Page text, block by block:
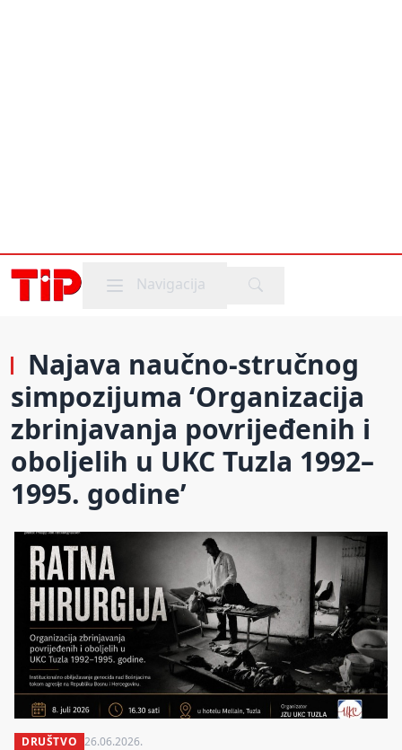
Mobile menu
Navigacija
Najava naučno-stručnog
simpozijuma ‘Organizacija
zbrinjavanja povrijeđenih i
oboljelih u UKC Tuzla 1992–
1995. godine’
DRUŠTVO 26.06.2026.